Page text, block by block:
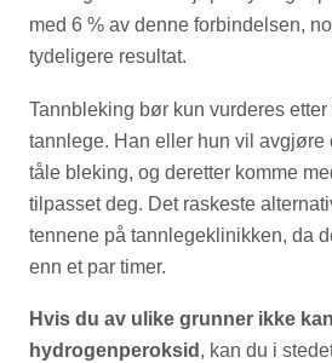
med 6 % av denne forbindelsen,
tydeligere resultat.
Tannbleking bør kun vurderes
tannlege. Han eller hun vil avgjøre
tåle bleking, og deretter komme
tilpasset deg. Det raskeste
tennene på tannlegeklinikken, da
enn et par timer.
Hvis du av ulike grunner ikke
hydrogenperoksid , kan du i